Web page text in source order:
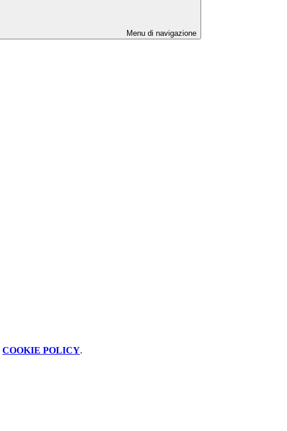
Menu di navigazione
COOKIE POLICY.